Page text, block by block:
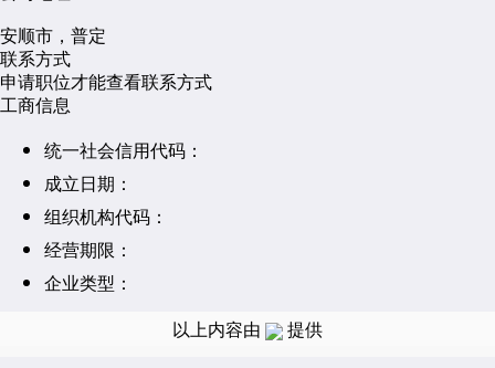
安顺市，普定
联系方式
申请职位才能查看联系方式
工商信息
统一社会信用代码：
成立日期：
组织机构代码：
经营期限：
企业类型：
以上内容由 提供